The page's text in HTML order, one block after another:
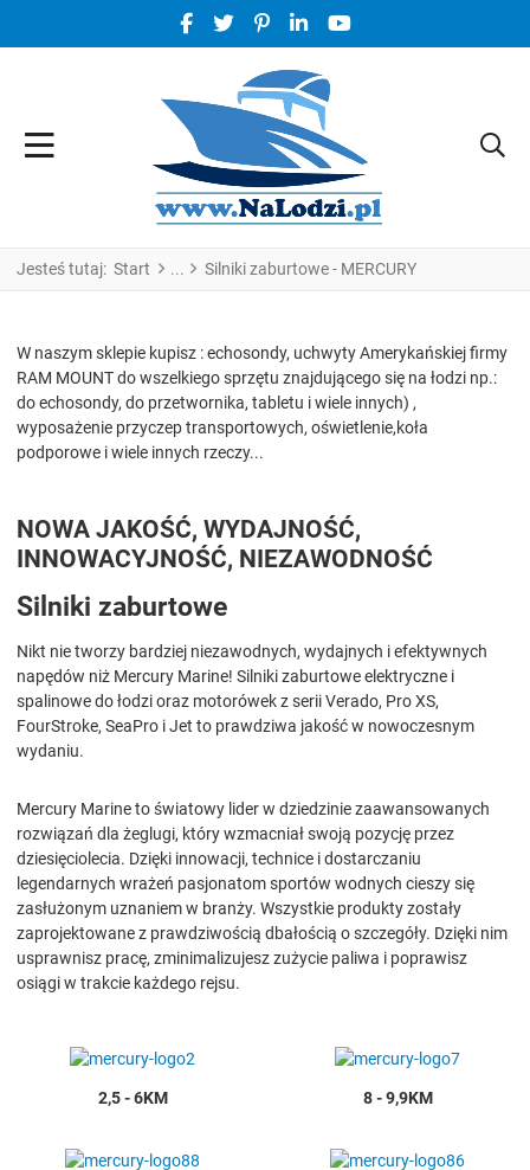
FACEBOOK SOCIAL LINK
TWITTER SOCIAL LINK
PINTEREST SOCIAL LINK
LINKEDIN SOCIAL LINK
YOUTUBE SOCIAL LINK
Jesteś tutaj: Start Silniki zaburtowe - MERCURY
W naszym sklepie kupisz : echosondy, uchwyty Amerykańskiej firmy
RAM MOUNT do wszelkiego sprzętu znajdującego się na łodzi np.:
do echosondy, do przetwornika, tabletu i wiele innych) ,
wyposażenie przyczep transportowych, oświetlenie,koła
podporowe i wiele innych rzeczy...
NOWA JAKOŚĆ, WYDAJNOŚĆ,
INNOWACYJNOŚĆ, NIEZAWODNOŚĆ
Silniki zaburtowe
Nikt nie tworzy bardziej niezawodnych, wydajnych i efektywnych
napędów niż Mercury Marine! Silniki zaburtowe elektryczne i
spalinowe do łodzi oraz motorówek z serii Verado, Pro XS,
FourStroke, SeaPro i Jet to prawdziwa jakość w nowoczesnym
wydaniu.
Mercury Marine to światowy lider w dziedzinie zaawansowanych
rozwiązań dla żeglugi, który wzmacniał swoją pozycję przez
dziesięciolecia. Dzięki innowacji, technice i dostarczaniu
legendarnych wrażeń pasjonatom sportów wodnych cieszy się
zasłużonym uznaniem w branży. Wszystkie produkty zostały
zaprojektowane z prawdziwością dbałością o szczegóły. Dzięki nim
usprawnisz pracę, zminimalizujesz zużycie paliwa i poprawisz
osiągi w trakcie każdego rejsu.
2,5 - 6KM 8 - 9,9KM